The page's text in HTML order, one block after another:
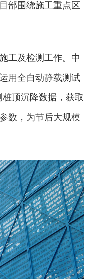
部围绕施工重点区
工及检测工作。中
用全自动静载测试
顶沉降数据，获取
数，为节后大规模